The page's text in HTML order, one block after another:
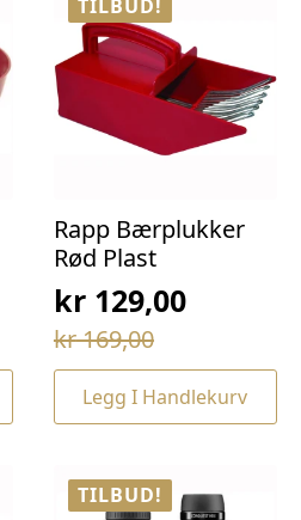
TILBUD!
Rapp Bærplukker
Rød Plast
kr169,00
Opprinnelig
pris
var:
kr129,00
Nåværende
pris
er:Legg I Handlekurv
TILBUD!